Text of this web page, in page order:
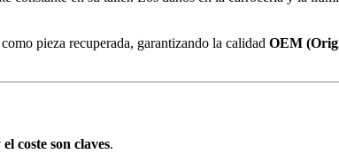
pieza recuperada, garantizando la calidad OEM
coste son claves.